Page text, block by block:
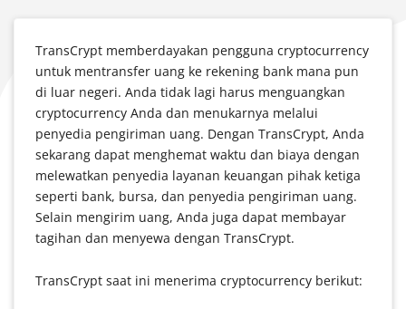
TransCrypt memberdayakan pengguna cryptocurrency
untuk mentransfer uang ke rekening bank mana pun
di luar negeri. Anda tidak lagi harus menguangkan
cryptocurrency Anda dan menukarnya melalui
penyedia pengiriman uang. Dengan TransCrypt, Anda
sekarang dapat menghemat waktu dan biaya dengan
melewatkan penyedia layanan keuangan pihak ketiga
seperti bank, bursa, dan penyedia pengiriman uang.
Selain mengirim uang, Anda juga dapat membayar
tagihan dan menyewa dengan TransCrypt.
TransCrypt saat ini menerima cryptocurrency berikut: